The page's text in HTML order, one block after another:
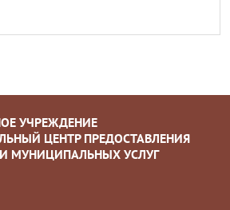
УЧРЕЖДЕНИЕ
ЦЕНТР ПРЕДОСТАВЛЕНИЯ
МУНИЦИПАЛЬНЫХ УСЛУГ